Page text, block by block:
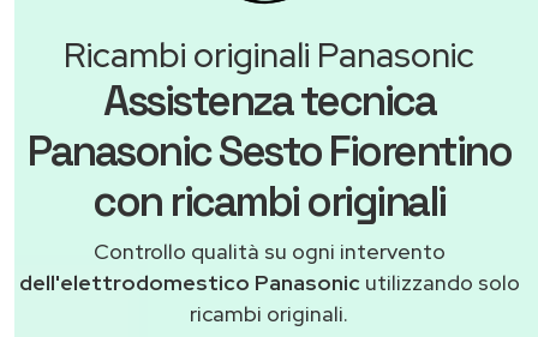
Ricambi originali Panasonic
Assistenza tecnica
Panasonic Sesto Fiorentino
con ricambi originali
Controllo qualità su ogni intervento
dell'elettrodomestico Panasonicutilizzando solo
ricambi originali.